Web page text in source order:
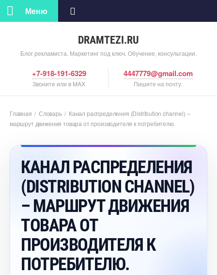
DRAMTEZI.RU
Блог рекламиста. Маркетинг под ключ. Обучение, консультации.
Меню
+7-918-191-6329
Звоните или в MAX
4447779@gmail.com
Пишите на почту.
Главная / Словарь/ Канал распределения (Distribution channel) –
маршрут движения товара от производителя к потребителю.
КАНАЛ РАСПРЕДЕЛЕНИЯ
(DISTRIBUTION CHANNEL)
– МАРШРУТ ДВИЖЕНИЯ
ТОВАРА ОТ
ПРОИЗВОДИТЕЛЯ К
ПОТРЕБИТЕЛЮ.